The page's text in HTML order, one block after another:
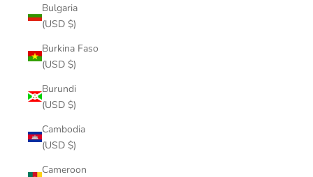
Bulgaria
(USD $)
Burkina Faso
(USD $)
Burundi
(USD $)
Cambodia
(USD $)
Cameroon